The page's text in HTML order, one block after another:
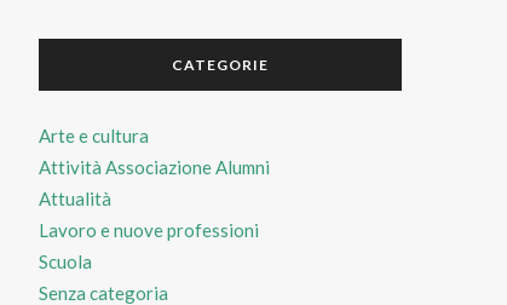
CATEGORIE
Arte e cultura
Attività Associazione Alumni
Attualità
Lavoro e nuove professioni
Scuola
Senza categoria